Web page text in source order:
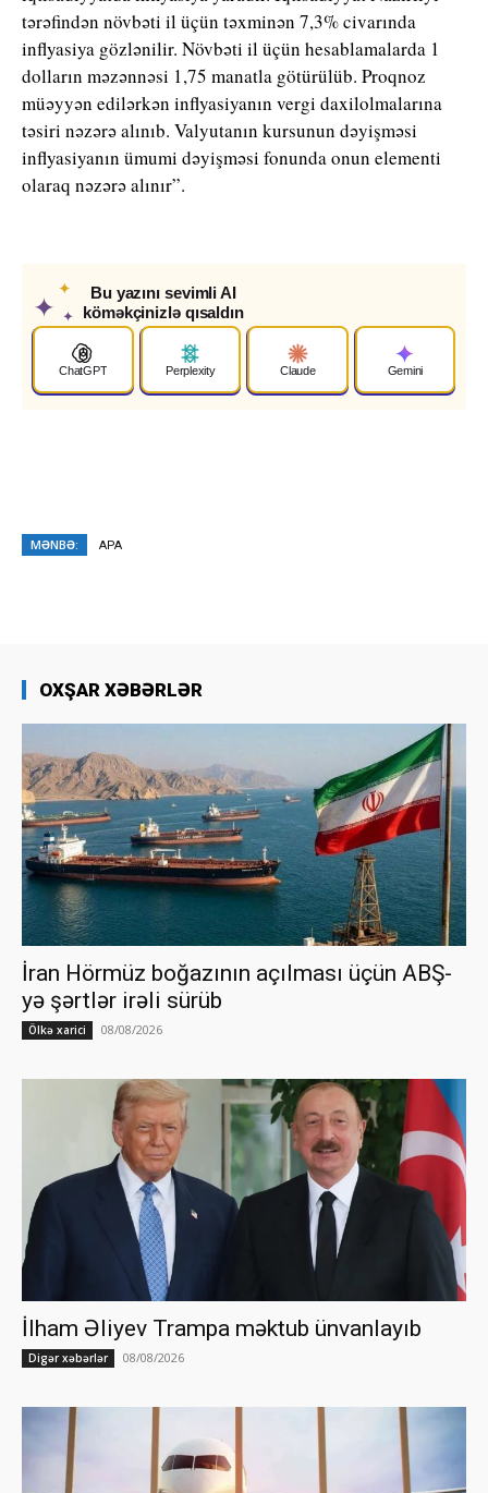
tərəfindən növbəti il üçün təxminən 7,3% civarında
inflyasiya gözlənilir. Növbəti il üçün hesablamalarda 1
dolların məzənnəsi 1,75 manatla götürülüb. Proqnoz
müəyyən edilərkən inflyasiyanın vergi daxilolmalarına
təsiri nəzərə alınıb. Valyutanın kursunun dəyişməsi
inflyasiyanın ümumi dəyişməsi fonunda onun elementi
olaraq nəzərə alınır”.
✦
✦
✦
Bu yazını sevimli AI
köməkçinizlə qısaldın
ChatGPT Perplexity Claude Gemini
MƏNBƏ: APA
OXŞAR XƏBƏRLƏR
İran Hörmüz boğazının açılması üçün ABŞ-
yə şərtlər irəli sürüb
Ölkə xarici 08/08/2026
İlham Əliyev Trampa məktub ünvanlayıb
Digər xəbərlər 08/08/2026